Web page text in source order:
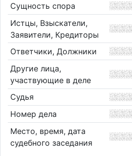
Сущность спора
Истцы, Взыскатели,
Заявители, Кредиторы
Ответчики, Должники
Другие лица,
участвующие в деле
Судья
Номер дела
Место, время, дата
судебного заседания